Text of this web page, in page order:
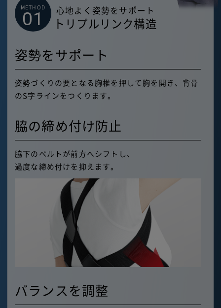
METHOD
01 心地よく姿勢をサポート
トリプルリンク構造
姿勢をサポート
姿勢づくりの要となる胸椎を押して胸を開き、 背骨
のS字ラインをつくります。
脇の締め付け防止
脇下のベルトが前方へシフトし、
過度な締め付けを抑えます。
バランスを調整